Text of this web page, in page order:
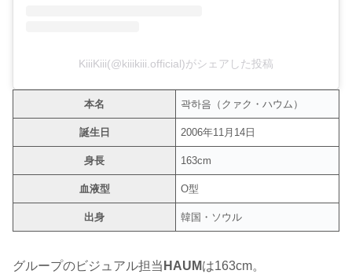
KiiiKiii(@kiiikiii.official)がシェアした投稿
本名 곽하음（クァク・ハウム）
誕生日 2006年11月14日
身長 163cm
血液型 O型
出身 韓国・ソウル
グループのビジュアル担当 HAUMは163cm。